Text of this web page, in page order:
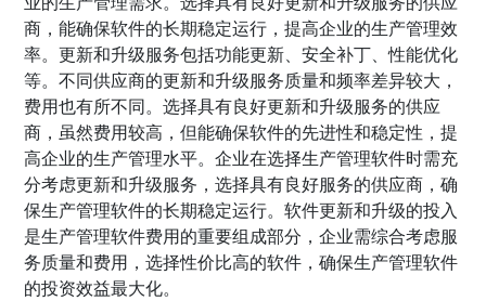
商，能确保软件的长期稳定运行，提高企业的生产管理效
率。更新和升级服务包括功能更新、安全补丁、性能优化
等。不同供应商的更新和升级服务质量和频率差异较大，
费用也有所不同。选择具有良好更新和升级服务的供应
商，虽然费用较高，但能确保软件的先进性和稳定性，提
高企业的生产管理水平。企业在选择生产管理软件时需充
分考虑更新和升级服务，选择具有良好服务的供应商，确
保生产管理软件的长期稳定运行。软件更新和升级的投入
是生产管理软件费用的重要组成部分，企业需综合考虑服
务质量和费用，选择性价比高的软件，确保生产管理软件
的投资效益最大化。